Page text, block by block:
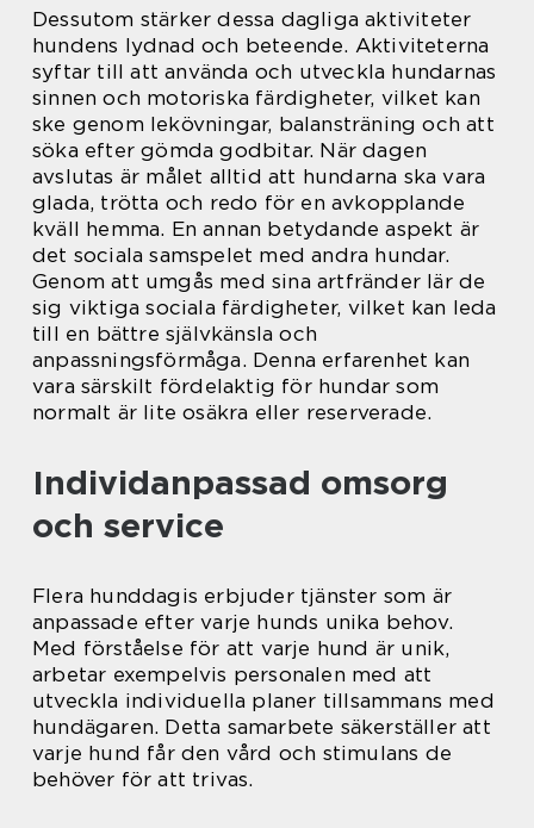
Dessutom stärker dessa dagliga aktiviteter
hundens lydnad och beteende. Aktiviteterna
syftar till att använda och utveckla hundarnas
sinnen och motoriska färdigheter, vilket kan
ske genom lekövningar, balansträning och att
söka efter gömda godbitar. När dagen
avslutas är målet alltid att hundarna ska vara
glada, trötta och redo för en avkopplande
kväll hemma. En annan betydande aspekt är
det sociala samspelet med andra hundar.
Genom att umgås med sina artfränder lär de
sig viktiga sociala färdigheter, vilket kan leda
till en bättre självkänsla och
anpassningsförmåga. Denna erfarenhet kan
vara särskilt fördelaktig för hundar som
normalt är lite osäkra eller reserverade.
Individanpassad omsorg
och service
Flera hunddagis erbjuder tjänster som är
anpassade efter varje hunds unika behov.
Med förståelse för att varje hund är unik,
arbetar exempelvis personalen med att
utveckla individuella planer tillsammans med
hundägaren. Detta samarbete säkerställer att
varje hund får den vård och stimulans de
behöver för att trivas.